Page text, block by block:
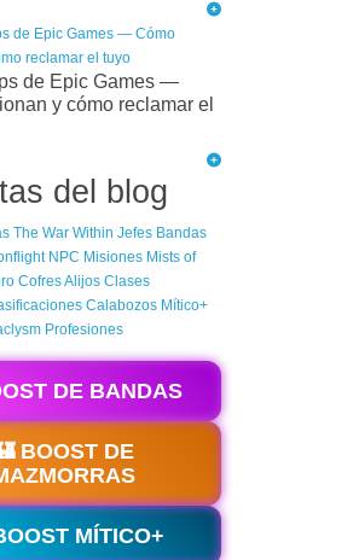
de Epic Games —
y cómo reclamar el
del blog
The War Within Jefes Bandas
NPC Misiones Mists of
CofresAlijos Clases
Calabozos Mítico+
Profesiones
DE BANDAS
BOOST DE
MÍTICO+